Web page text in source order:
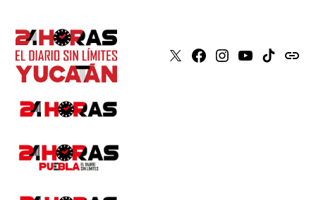
X Faceboook
Instagram
YoutubeTiktokissuu